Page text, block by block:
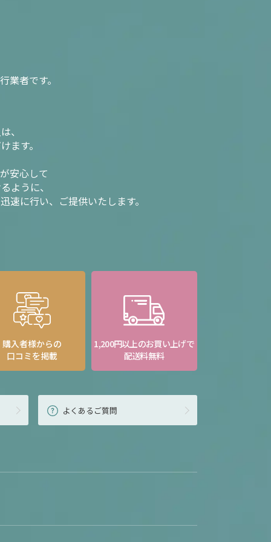
業者です。
、
ます。
安心して
ように、
速に行い、ご提供いたします。
購入者様からの
口コミを掲載
1,200円以上のお買い上げで
配送料無料
よくあるご質問